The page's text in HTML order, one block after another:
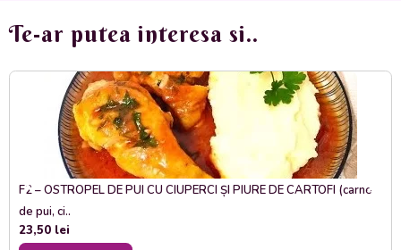
Te-ar putea interesa si..
F2 – OSTROPEL DE PUI CU CIUPERCI ȘI PIURE DE CARTOFI (carne
de pui, ci..
23,50 lei